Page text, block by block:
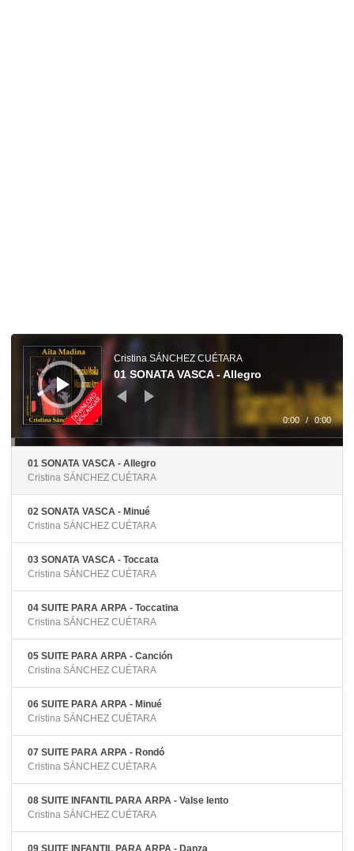
Reproductor
audio
Cristina SÁNCHEZ CUÉTARA
01 SONATA VASCA - Allegro
0:00 / 0:00
01 SONATA VASCA - Allegro
Cristina SÁNCHEZ CUÉTARA
02 SONATA VASCA - Minué
Cristina SÁNCHEZ CUÉTARA
03 SONATA VASCA - Toccata
Cristina SÁNCHEZ CUÉTARA
04 SUITE PARA ARPA - Toccatina
Cristina SÁNCHEZ CUÉTARA
05 SUITE PARA ARPA - Canción
Cristina SÁNCHEZ CUÉTARA
06 SUITE PARA ARPA - Minué
Cristina SÁNCHEZ CUÉTARA
07 SUITE PARA ARPA - Rondó
Cristina SÁNCHEZ CUÉTARA
08 SUITE INFANTIL PARA ARPA - Valse lento
Cristina SÁNCHEZ CUÉTARA